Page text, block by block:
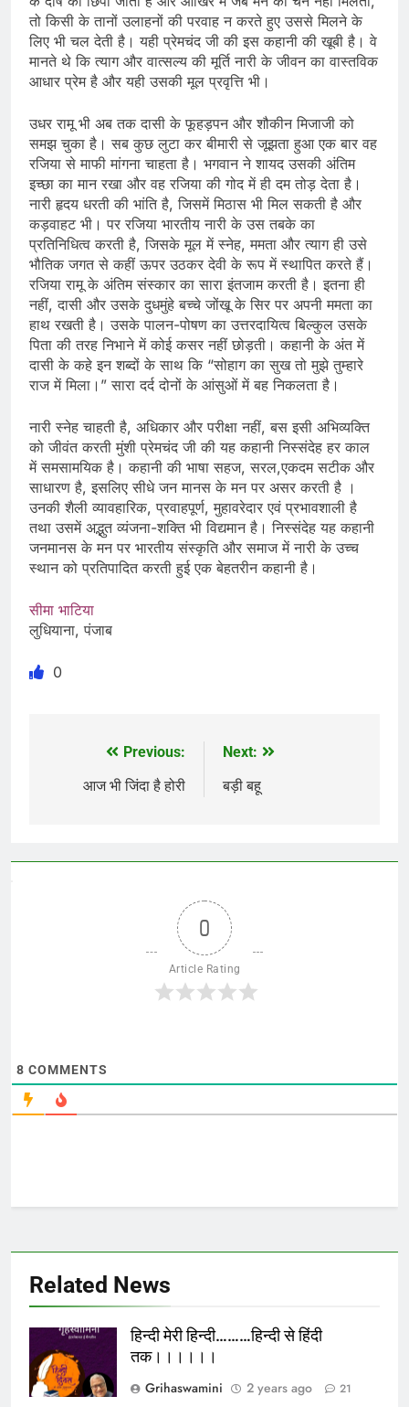
तो किसी के तानों उलाहनों की परवाह न करते हुए उससे मिलने के
लिए भी चल देती है। यही प्रेमचंद जी की इस कहानी की खूबी है। वे
मानते थे कि त्याग और वात्सल्य की मूर्ति नारी के जीवन का वास्तविक
आधार प्रेम है और यही उसकी मूल प्रवृत्ति भी।
उधर रामू भी अब तक दासी के फूहड़पन और शौकीन मिजाजी को
समझ चुका है। सब कुछ लुटा कर बीमारी से जूझता हुआ एक बार वह
रजिया से माफी मांगना चाहता है। भगवान ने शायद उसकी अंतिम
इच्छा का मान रखा और वह रजिया की गोद में ही दम तोड़ देता है।
नारी हृदय धरती की भांति है, जिसमें मिठास भी मिल सकती है और
कड़वाहट भी। पर रजिया भारतीय नारी के उस तबके का
प्रतिनिधित्व करती है, जिसके मूल में स्नेह, ममता और त्याग ही उसे
भौतिक जगत से कहीं ऊपर उठकर देवी के रूप में स्थापित करते हैं।
रजिया रामू के अंतिम संस्कार का सारा इंतजाम करती है। इतना ही
नहीं, दासी और उसके दुधमुंहे बच्चे जोंखू के सिर पर अपनी ममता का
हाथ रखती है। उसके पालन-पोषण का उत्तरदायित्व बिल्कुल उसके
पिता की तरह निभाने में कोई कसर नहीं छोड़ती। कहानी के अंत में
दासी के कहे इन शब्दों के साथ कि “सोहाग का सुख तो मुझे तुम्हारे
राज में मिला।” सारा दर्द दोनों के आंसुओं में बह निकलता है।
नारी स्नेह चाहती है, अधिकार और परीक्षा नहीं, बस इसी अभिव्यक्ति
को जीवंत करती मुंशी प्रेमचंद जी की यह कहानी निस्संदेह हर काल
में समसामयिक है। कहानी की भाषा सहज, सरल,एकदम सटीक और
साधारण है, इसलिए सीधे जन मानस के मन पर असर करती है ।
उनकी शैली व्यावहारिक, प्रवाहपूर्ण, मुहावरेदार एवं प्रभावशाली है
तथा उसमें अद्भुत व्यंजना-शक्ति भी विद्यमान है। निस्संदेह यह कहानी
जनमानस के मन पर भारतीय संस्कृति और समाज में नारी के उच्च
स्थान को प्रतिपादित करती हुई एक बेहतरीन कहानी है।
सीमा भाटिया
लुधियाना, पंजाब
0
navigation
Previous:
आज भी जिंदा है होरी
Next:
बड़ी बहू
0
Article Rating
8 COMMENTS
Related News
हिन्दी मेरी हिन्दी………हिन्दी से हिंदी
तक।।।।।।
Grihaswamini
2 years ago 21